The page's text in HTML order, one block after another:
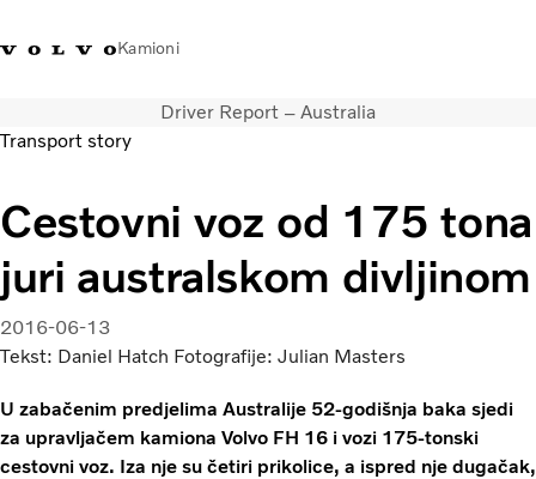
Kamioni
Volvo Trucks Bosna i
Hercegovina - Kontakti
Prodavaonica Volvo Trucks
Transportna rješenja
Kampanje
O nama
Volvo Truck Builder
Kontaktirajte nas
Driver Report – Australia
Transport story
Cestovni voz od 175 tona
juri australskom divljinom
2016-06-13
Tekst: Daniel Hatch Fotografije: Julian Masters
U zabačenim predjelima Australije 52-godišnja baka sjedi
za upravljačem kamiona Volvo FH 16 i vozi 175-tonski
cestovni voz. Iza nje su četiri prikolice, a ispred nje dugačak,